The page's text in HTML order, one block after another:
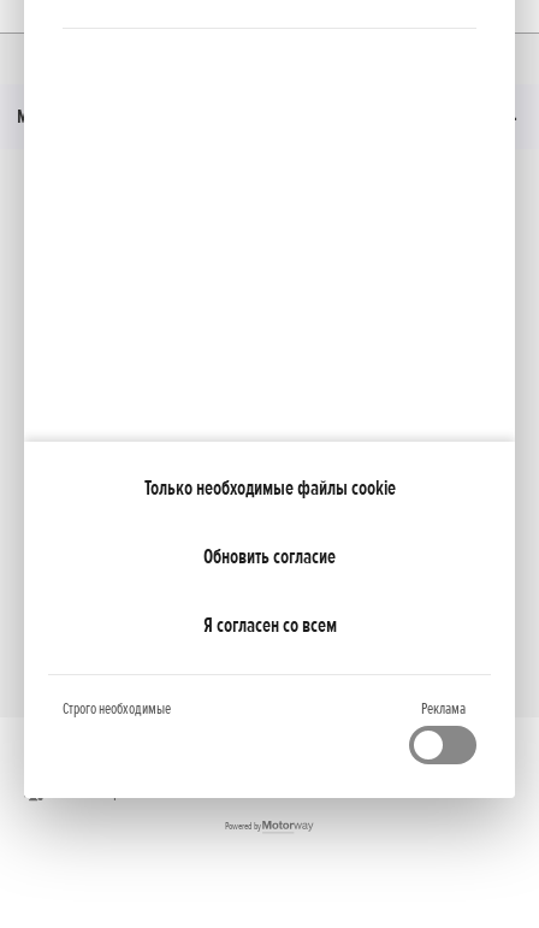
Только необходимые файлы cookie
Обновить согласие
Я согласен со всем
Строго необходимые Реклама
Меню
ПОЛИТИКА КОНФИДЕНЦИАЛЬНОСТИ
Powered by